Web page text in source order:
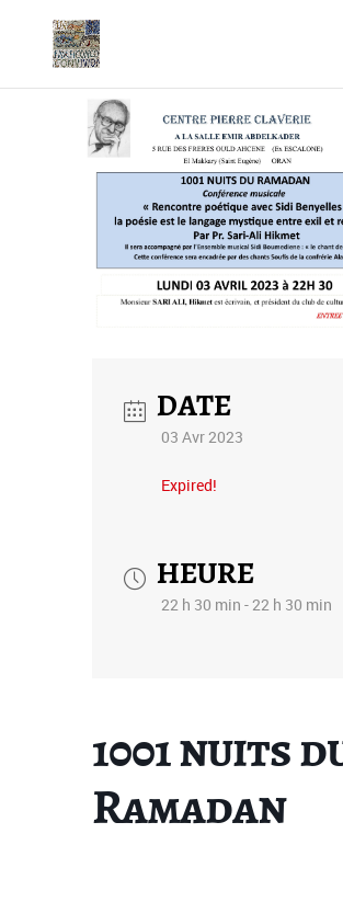
DATE
03 Avr 2023
Expired!
HEURE
22 h 30 min - 22 h 30 min
1001 nuits
Ramadan